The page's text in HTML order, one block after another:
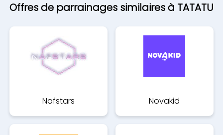
Offres de parrainages similaires à TATATU
Nafstars Novakid